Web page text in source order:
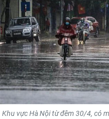
GIÁO DỤC
Y TẾ
KHOA HỌC - CÔNG NGHỆ
MÔI TRƯỜNG
BẠN ĐỌC
Khu vực Hà Nội từ đêm 30/4, có